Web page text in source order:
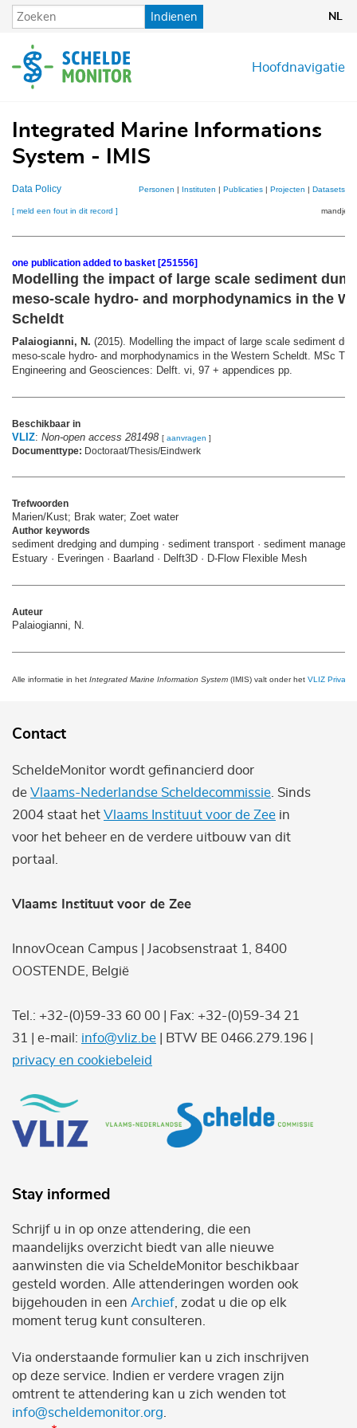
Overslaan
en
de
inhoud
Indienen NL
Hoofdnavigatie
Integrated Marine Informations
System - IMIS
Data Policy Personen | Instituten | Publicaties | Projecten | Datasets
[ meld een fout in dit record ] mandje
one publication added to basket [251556]
Modelling the impact of large scale sediment
meso-scale hydro- and morphodynamics in the
Scheldt
Palaiogianni, N. (2015). Modelling the impact of large scale sediment
meso-scale hydro- and morphodynamics in the Western Scheldt. MSc
Engineering and Geosciences: Delft. vi, 97 + appendices pp.
Beschikbaar in
VLIZ: Non-open access 281498 [ aanvragen ]
Documenttype: Doctoraat/Thesis/Eindwerk
Trefwoorden
Marien/Kust; Brak water; Zoet water
Author keywords
sediment dredging and dumping · sediment transport · sediment
Estuary · Everingen · Baarland · Delft3D · D-Flow Flexible Mesh
Auteur
Palaiogianni, N.
Alle informatie in het Integrated Marine Information System (IMIS) valt onder het VLIZ Privacy
Contact
ScheldeMonitor wordt gefinancierd door
de Vlaams-Nederlandse Scheldecommissie . Sinds
2004 staat het Vlaams Instituut voor de Zee in
voor het beheer en de verdere uitbouw van dit
portaal.
Vlaams Instituut voor de Zee
InnovOcean Campus | Jacobsenstraat 1, 8400
OOSTENDE, België
Tel.: +32-(0)59-33 60 00 | Fax: +32-(0)59-34 21
31 | e-mail: info@vliz.be | BTW BE 0466.279.196 |
privacy en cookiebeleid
Stay informed
Schrijf u in op onze attendering, die een
maandelijks overzicht biedt van alle nieuwe
aanwinsten die via ScheldeMonitor beschikbaar
gesteld worden. Alle attenderingen worden ook
bijgehouden in een Archief , zodat u die op elk
moment terug kunt consulteren.
Via onderstaande formulier kan u zich inschrijven
op deze service. Indien er verdere vragen zijn
omtrent te attendering kan u zich wenden tot
info@scheldemonitor.org